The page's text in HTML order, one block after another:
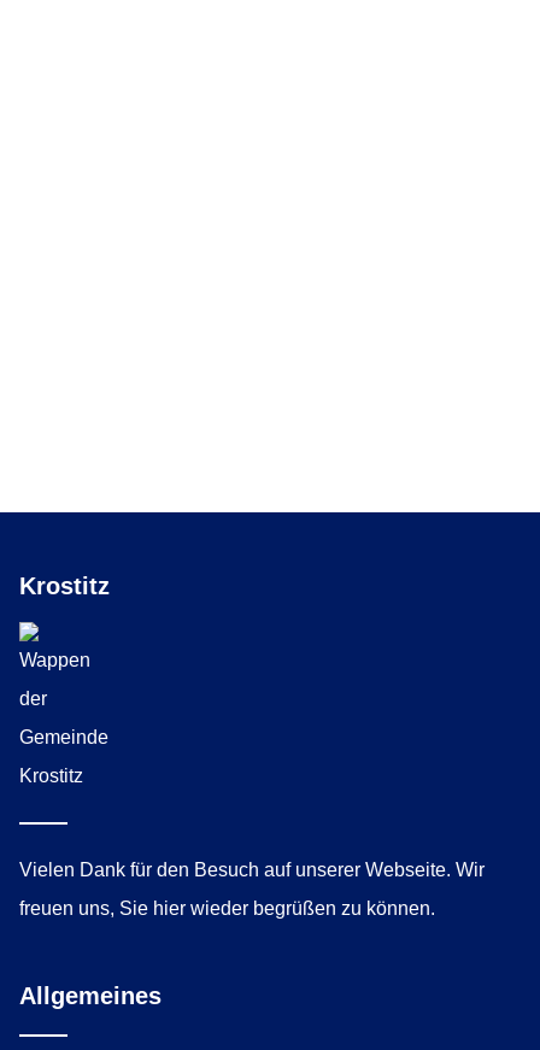
Krostitz
Vielen Dank für den Besuch auf unserer Webseite. Wir
freuen uns, Sie hier wieder begrüßen zu können.
Allgemeines